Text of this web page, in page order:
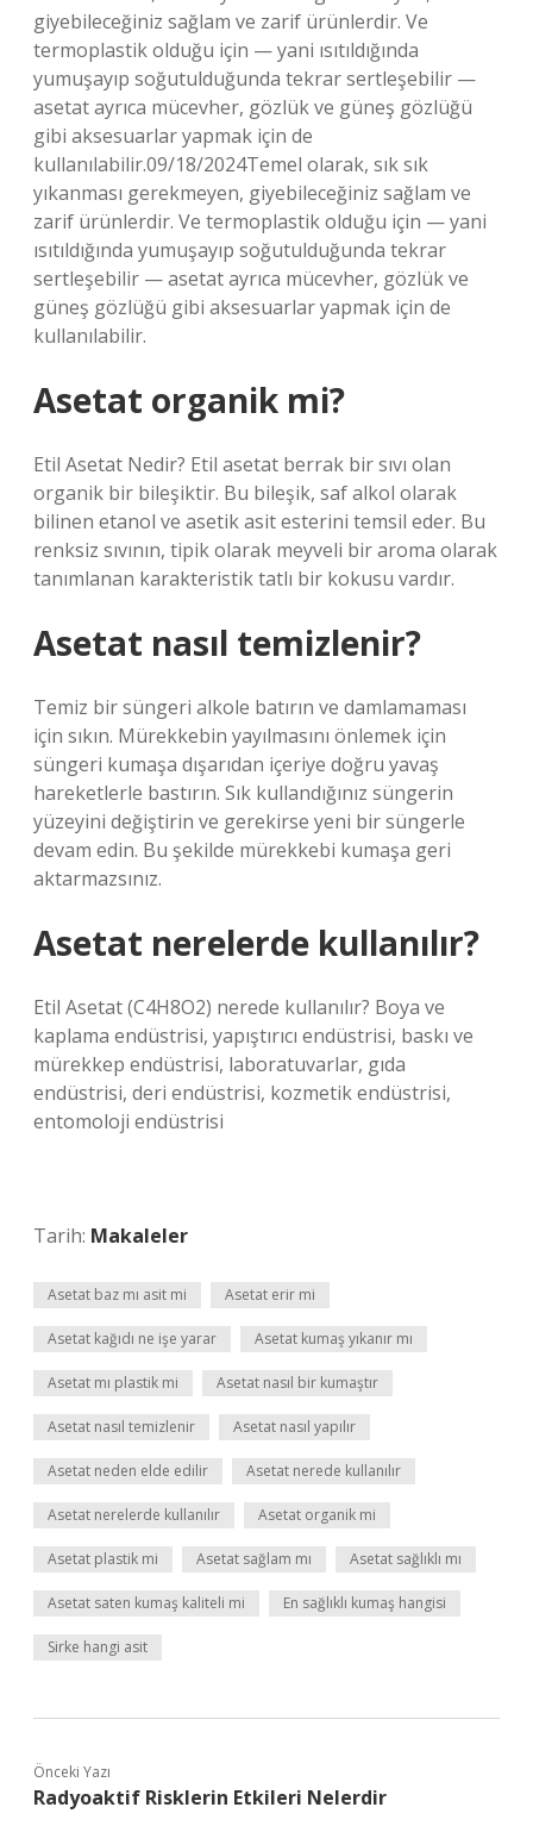
giyebileceğiniz sağlam ve zarif ürünlerdir. Ve
termoplastik olduğu için — yani ısıtıldığında
yumuşayıp soğutulduğunda tekrar sertleşebilir —
asetat ayrıca mücevher, gözlük ve güneş gözlüğü
gibi aksesuarlar yapmak için de
kullanılabilir.09/18/2024Temel olarak, sık sık
yıkanması gerekmeyen, giyebileceğiniz sağlam ve
zarif ürünlerdir. Ve termoplastik olduğu için — yani
ısıtıldığında yumuşayıp soğutulduğunda tekrar
sertleşebilir — asetat ayrıca mücevher, gözlük ve
güneş gözlüğü gibi aksesuarlar yapmak için de
kullanılabilir.
Asetat organik mi?
Etil Asetat Nedir? Etil asetat berrak bir sıvı olan
organik bir bileşiktir. Bu bileşik, saf alkol olarak
bilinen etanol ve asetik asit esterini temsil eder. Bu
renksiz sıvının, tipik olarak meyveli bir aroma olarak
tanımlanan karakteristik tatlı bir kokusu vardır.
Asetat nasıl temizlenir?
Temiz bir süngeri alkole batırın ve damlamaması
için sıkın. Mürekkebin yayılmasını önlemek için
süngeri kumaşa dışarıdan içeriye doğru yavaş
hareketlerle bastırın. Sık kullandığınız süngerin
yüzeyini değiştirin ve gerekirse yeni bir süngerle
devam edin. Bu şekilde mürekkebi kumaşa geri
aktarmazsınız.
Asetat nerelerde kullanılır?
Etil Asetat (C4H8O2) nerede kullanılır? Boya ve
kaplama endüstrisi, yapıştırıcı endüstrisi, baskı ve
mürekkep endüstrisi, laboratuvarlar, gıda
endüstrisi, deri endüstrisi, kozmetik endüstrisi,
entomoloji endüstrisi
Tarih: Makaleler
Asetat baz mı asit mi Asetat erir mi
Asetat kağıdı ne işe yarar Asetat kumaş yıkanır mı
Asetat mı plastik mi Asetat nasıl bir kumaştır
Asetat nasıl temizlenir Asetat nasıl yapılır
Asetat neden elde edilir Asetat nerede kullanılır
Asetat nerelerde kullanılır Asetat organik mi
Asetat plastik mi Asetat sağlam mı Asetat sağlıklı mı
Asetat saten kumaş kaliteli mi En sağlıklı kumaş hangisi
Sirke hangi asit
Önceki Yazı
Radyoaktif Risklerin Etkileri Nelerdir